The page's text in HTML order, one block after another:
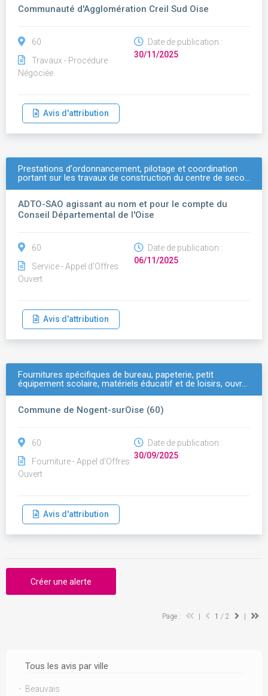
Tous les avis par ville
Beauvais
Communauté d'Agglomération Creil Sud Oise
60
Travaux - Procédure
Négociée
Date de publication :
30/11/2025
Avis d'attribution
Prestations d'ordonnancement, pilotage et coordination
portant sur les travaux de construction du centre de seco…
ADTO-SAO agissant au nom et pour le compte du
Conseil Départemental de l'Oise
60
Service - Appel d'Offres
Ouvert
Date de publication :
06/11/2025
Avis d'attribution
Fournitures spécifiques de bureau, papeterie, petit
équipement scolaire, matériels éducatif et de loisirs, ouvr…
Commune de Nogent-surOise (60)
60
Fourniture - Appel d'Offres
Ouvert
Date de publication :
30/09/2025
Avis d'attribution
Créer une alerte
Page : 1 / 2